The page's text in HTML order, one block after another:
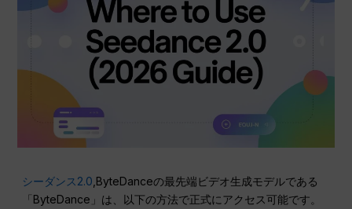
シーダンス2.0 ,ByteDanceの最先端ビデオ生成モデルである
「ByteDance」は、以下の方法で正式にアクセス可能です。